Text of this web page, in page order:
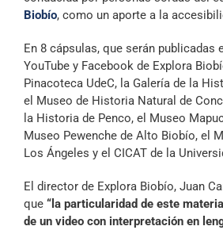
Biobío, como un aporte a la
En 8 cápsulas, que serán publicadas
YouTube y Facebook de Explora
Pinacoteca UdeC, la Galería de la
el Museo de Historia Natural de
la Historia de Penco, el Museo
Museo Pewenche de Alto Biobío, el
Los Ángeles y el CICAT de la
El director de Explora Biobío, Juan
que “la particularidad de este
de un video con interpretación en